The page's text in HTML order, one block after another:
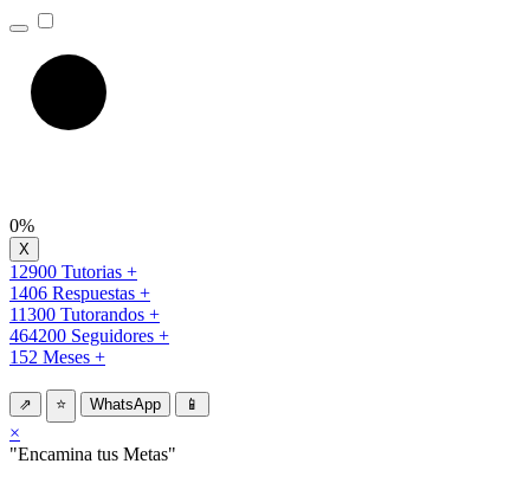
0%
12900 Tutorias +
1406 Respuestas +
11300 Tutorandos +
464200 Seguidores +
152 Meses +
⇗ ⭐ WhatsApp 📱
×
"Encamina tus Metas"